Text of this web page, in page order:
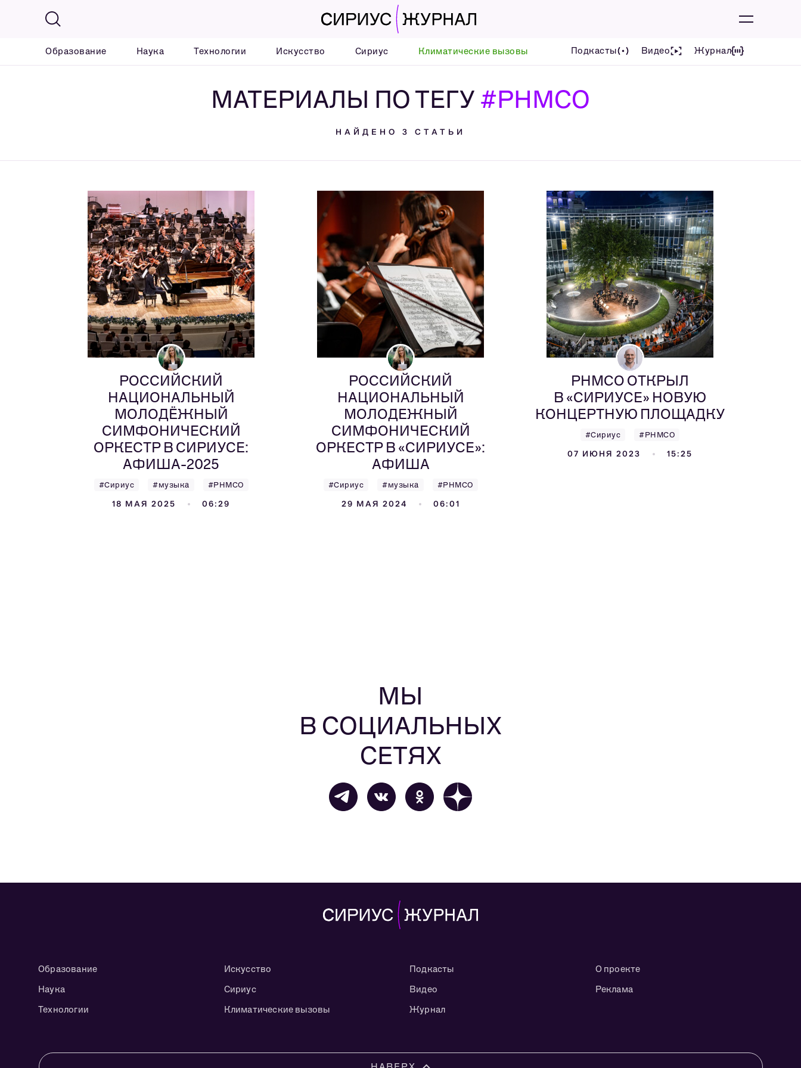
Образование Наука Технологии Искусство Сириус Климатические вызовы Подкасты Видео Журнал
МАТЕРИАЛЫ ПО ТЕГУ #РНМСО
НАЙДЕНО 3 СТАТЬИ
РОССИЙСКИЙ
НАЦИОНАЛЬНЫЙ
МОЛОДЁЖНЫЙ
СИМФОНИЧЕСКИЙ
ОРКЕСТР В СИРИУСЕ:
АФИША-2025
#Сириус #музыка #РНМСО
18 МАЯ 2025 06:29
РОССИЙСКИЙ
НАЦИОНАЛЬНЫЙ
МОЛОДЕЖНЫЙ
СИМФОНИЧЕСКИЙ
ОРКЕСТР В «СИРИУСЕ»:
АФИША
#Сириус #музыка #РНМСО
29 МАЯ 2024 06:01
РНМСО ОТКРЫЛ
В «СИРИУСЕ» НОВУЮ
КОНЦЕРТНУЮ ПЛОЩАДКУ
#Сириус #РНМСО
07 ИЮНЯ 2023 15:25
МЫ
В СОЦИАЛЬНЫХ
СЕТЯХ
Образование
Наука
Технологии
Искусство
Сириус
Климатические вызовы
Подкасты
Видео
Журнал
О проекте
Реклама